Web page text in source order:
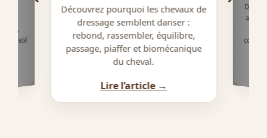
rareté
Découvrez pourquoi les chevaux de
dressage semblent danser :
rebond, rassembler, équilibre,
passage, piaffer et biomécanique
du cheval.
Lire l’article →